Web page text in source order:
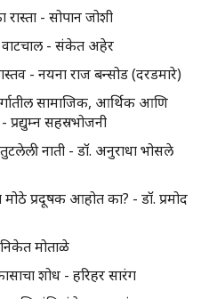
- सोपान जोशी
वाटचाल - संकेत अहेर
- नयना राज बन्सोड (दरडमारे)
सामाजिक, आर्थिक आणि
सहस्रभोजनी
नाती - डॉ. अनुराधा भोसले
प्रदूषक आहोत का? - डॉ. प्रमोद
मोताळे
शोध - हरिहर सारंग